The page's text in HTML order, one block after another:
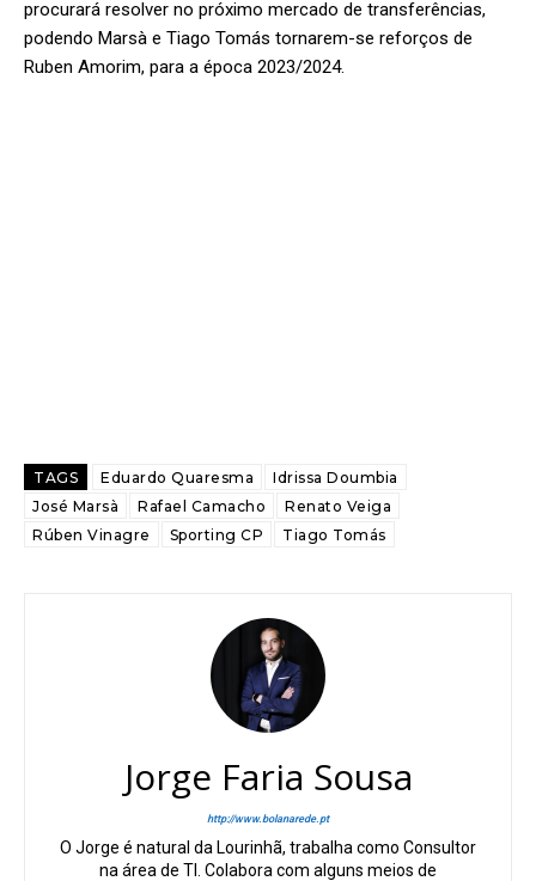
procurará resolver no próximo mercado de transferências,
podendo Marsà e Tiago Tomás tornarem-se reforços de
Ruben Amorim, para a época 2023/2024.
TAGS Eduardo Quaresma
Idrissa Doumbia
José Marsà
Rafael Camacho
Renato Veiga
Rúben Vinagre
Sporting CP Tiago Tomás
Jorge Faria Sousa
http://www.bolanarede.pt
O Jorge é natural da Lourinhã, trabalha como Consultor
na área de TI. Colabora com alguns meios de